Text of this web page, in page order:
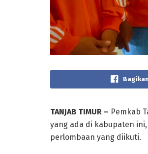
Bagikan
TANJAB TIMUR – Pemkab
yang ada di kabupaten
perlombaan yang diikuti.